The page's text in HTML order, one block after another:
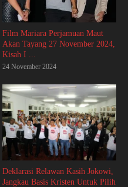
Film Mariara Perjamuan Maut
Akan Tayang 27 November 2024,
Kisah I ...
24 November 2024
Deklarasi Relawan Kasih Jokowi,
Jangkau Basis Kristen Untuk Pilih